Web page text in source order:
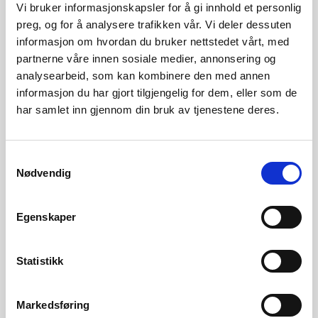
Vi bruker informasjonskapsler for å gi innhold et personlig
preg, og for å analysere trafikken vår. Vi deler dessuten
informasjon om hvordan du bruker nettstedet vårt, med
partnerne våre innen sosiale medier, annonsering og
analysearbeid, som kan kombinere den med annen
informasjon du har gjort tilgjengelig for dem, eller som de
har samlet inn gjennom din bruk av tjenestene deres.
Nødvendig
Egenskaper
Statistikk
Markedsføring
av nettselskapene.Forskriften varer ut 2023.
Detaljene rundt ordningen er beskrevet i
RME Rapport
5/2022: Forslag til midlertidig forskrift om bruk av
flaskehalsinntekter (nve.no)
.
Kontakt
Seksjonssjef
Tlf: 416 49 445